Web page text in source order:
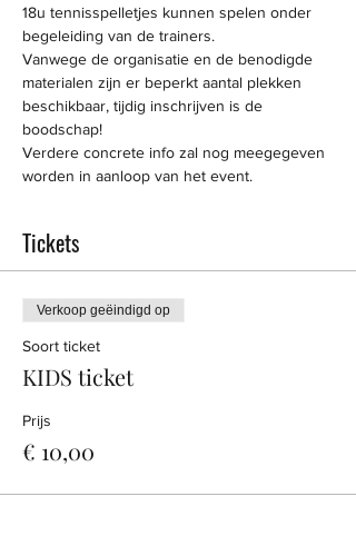
18u tennisspelletjes kunnen spelen onder
begeleiding van de trainers.
Vanwege de organisatie en de benodigde
materialen zijn er beperkt aantal plekken
beschikbaar, tijdig inschrijven is de
boodschap!
Verdere concrete info zal nog meegegeven
worden in aanloop van het event.
Tickets
Verkoop geëindigd op
Soort ticket
KIDS ticket
Prijs
€ 10,00